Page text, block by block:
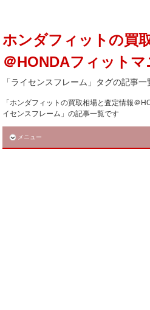
ホンダフィットの買
＠HONDAフィットマ
「ライセンスフレーム」タグの記事一
「ホンダフィットの買取相場と査定情報＠
イセンスフレーム」の記事一覧です
メニュー